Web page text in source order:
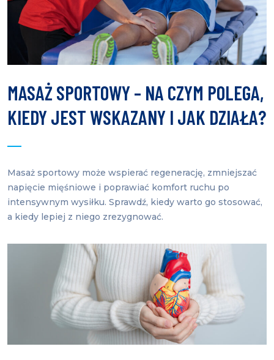
MASAŻ SPORTOWY – NA CZYM POLEGA,
KIEDY JEST WSKAZANY I JAK DZIAŁA?
Masaż sportowy może wspierać regenerację, zmniejszać
napięcie mięśniowe i poprawiać komfort ruchu po
intensywnym wysiłku. Sprawdź, kiedy warto go stosować,
a kiedy lepiej z niego zrezygnować.